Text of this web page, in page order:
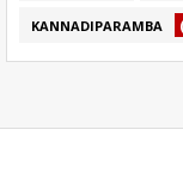
KANNADIPARAMBA